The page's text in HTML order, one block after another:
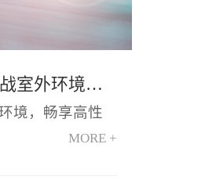
RUCKUS T670企业级室外Wi-Fi 7解决方案：挑战室外环境，畅享高性能连接
境，畅享高性
MORE +